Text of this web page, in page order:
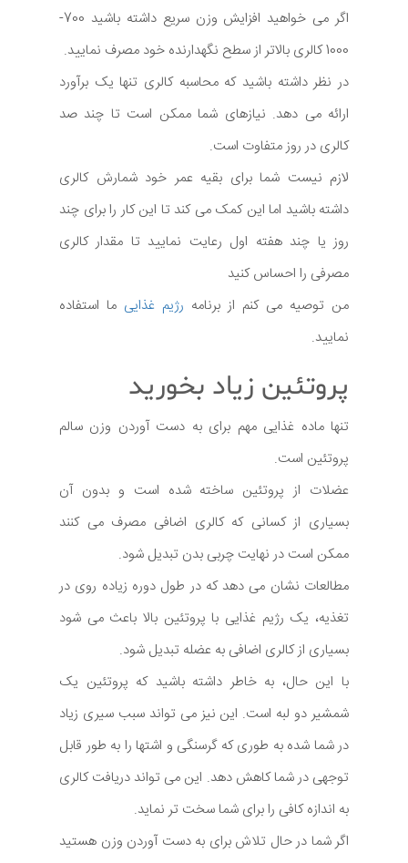
اگر می خواهید افزایش وزن سریع داشته باشید 700-
1000 کالری بالاتر از سطح نگهدارنده خود مصرف نمایید.
در نظر داشته باشید که محاسبه کالری تنها یک برآورد
ارائه می دهد. نیازهای شما ممکن است تا چند صد
کالری در روز متفاوت است.
لازم نیست شما برای بقیه عمر خود شمارش کالری
داشته باشید اما این کمک می کند تا این کار را برای چند
روز یا چند هفته اول رعایت نمایید تا مقدار کالری
مصرفی را احساس کنید
من توصیه می کنم از برنامه رژیم غذایی ما استفاده
نمایید.
پروتئین زیاد بخورید
تنها ماده غذایی مهم برای به دست آوردن وزن سالم
پروتئین است.
عضلات از پروتئین ساخته شده است و بدون آن
بسیاری از کسانی که کالری اضافی مصرف می کنند
ممکن است در نهایت چربی بدن تبدیل شود.
مطالعات نشان می دهد که در طول دوره زیاده روی در
تغذیه، یک رژیم غذایی با پروتئین بالا باعث می شود
بسیاری از کالری اضافی به عضله تبدیل شود.
با این حال، به خاطر داشته باشید که پروتئین یک
شمشیر دو لبه است. این نیز می تواند سبب سیری زیاد
در شما شده به طوری که گرسنگی و اشتها را به طور قابل
توجهی در شما کاهش دهد. این می تواند دریافت کالری
به اندازه کافی را برای شما سخت تر نماید.
اگر شما در حال تلاش برای به دست آوردن وزن هستید